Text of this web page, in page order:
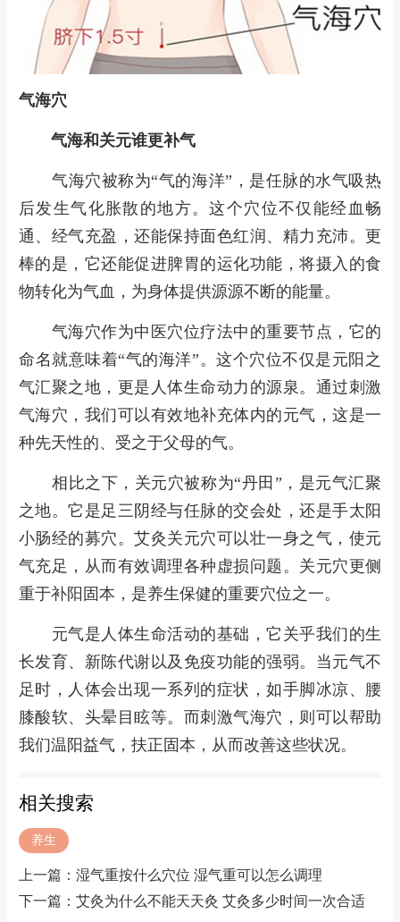
气海穴
气海和关元谁更补气
气海穴被称为“气的海洋”，是任脉的水气吸热
后发生气化胀散的地方。这个穴位不仅能经血畅
通、经气充盈，还能保持面色红润、精力充沛。更
棒的是，它还能促进脾胃的运化功能，将摄入的食
物转化为气血，为身体提供源源不断的能量。
气海穴作为中医穴位疗法中的重要节点，它的
命名就意味着“气的海洋”。这个穴位不仅是元阳之
气汇聚之地，更是人体生命动力的源泉。通过刺激
气海穴，我们可以有效地补充体内的元气，这是一
种先天性的、受之于父母的气。
相比之下，关元穴被称为“丹田”，是元气汇聚
之地。它是足三阴经与任脉的交会处，还是手太阳
小肠经的募穴。艾灸关元穴可以壮一身之气，使元
气充足，从而有效调理各种虚损问题。关元穴更侧
重于补阳固本，是养生保健的重要穴位之一。
元气是人体生命活动的基础，它关乎我们的生
长发育、新陈代谢以及免疫功能的强弱。当元气不
足时，人体会出现一系列的症状，如手脚冰凉、腰
膝酸软、头晕目眩等。而刺激气海穴，则可以帮助
我们温阳益气，扶正固本，从而改善这些状况。
相关搜索
养生
上一篇： 湿气重按什么穴位 湿气重可以怎么调理
下一篇： 艾灸为什么不能天天灸 艾灸多少时间一次合适